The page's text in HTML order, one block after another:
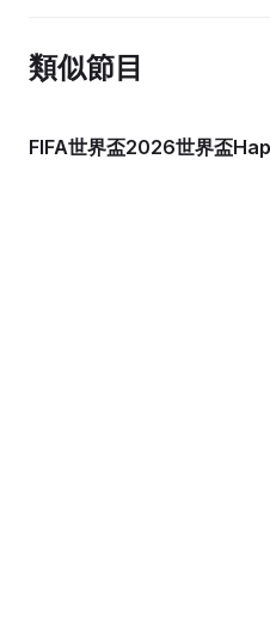
類似節目
FIFA世界盃2026世界盃